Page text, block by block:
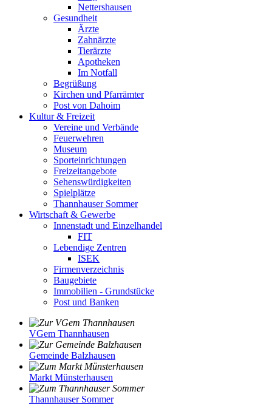
Nettershausen
Gesundheit
Ärzte
Zahnärzte
Tierärzte
Apotheken
Im Notfall
Begrüßung
Kirchen und Pfarrämter
Post von Dahoim
Kultur & Freizeit
Vereine und Verbände
Feuerwehren
Museum
Sporteinrichtungen
Freizeitangebote
Sehenswürdigkeiten
Spielplätze
Thannhauser Sommer
Wirtschaft & Gewerbe
Innenstadt und Einzelhandel
FIT
Lebendige Zentren
ISEK
Firmenverzeichnis
Baugebiete
Immobilien - Grundstücke
Post und Banken
VGem Thannhausen
Gemeinde Balzhausen
Markt Münsterhausen
Thannhauser Sommer